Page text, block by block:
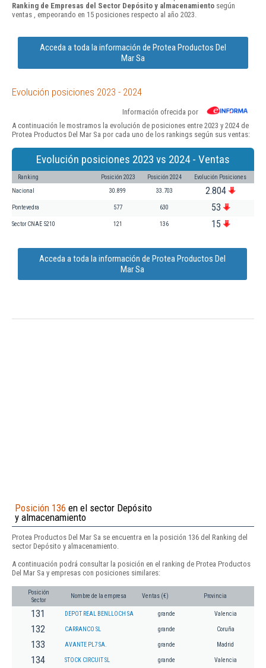
Ranking de Empresas del Sector Depósito y almacenamiento según
ventas , empeorando en 15 posiciones respecto al año 2023.
Acceda a toda la información de Protea Productos Del
Mar Sa
Evolución posiciones 2023 - 2024
Información ofrecida por
A continuación le mostramos la evolución de posiciones entre 2023 y 2024 de
Protea Productos Del Mar Sa por cada uno de los rankings según sus ventas:
Evolución posiciones 2023 vs 2024 - Ventas
Ranking Posición 2023 Posición 2024 Evolución Posiciones
Nacional 30.899 33.703 2.804
Pontevedra 577 630 53
Sector CNAE 5210 121 136 15
Acceda a toda la información de Protea Productos Del
Mar Sa
Posición 136 en el sector Depósito
y almacenamiento
Protea Productos Del Mar Sa se encuentra en la posición 136 del Ranking del
sector Depósito y almacenamiento.
A continuación podrá consultar la posición en el ranking de Protea Productos
Del Mar Sa y empresas con posiciones similares:
Posición
Sector
Nombre de la empresa Ventas (€) Provincia
131 DEPOT REAL BENLLOCH SA grande Valencia
132 CARRANCO SL grande Coruña
133 AVANTE PL7 SA. grande Madrid
134 STOCK CIRCUIT SL grande Valencia